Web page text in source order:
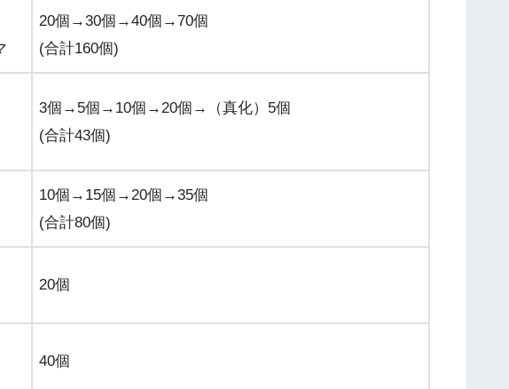
20個→30個→40個→70個
(合計160個)
3個→5個→10個→20個→（真化）5個
(合計43個)
10個→15個→20個→35個
(合計80個)
20個
40個